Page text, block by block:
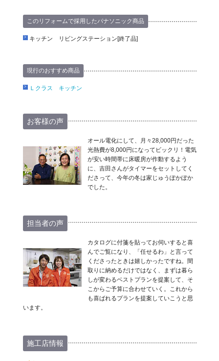
このリフォームで採用したパナソニック商品
キッチン リビングステーション[終了品]
現行のおすすめ商品
Ｌクラス キッチン
お客様の声
オール電化にして、月々28,000円だった
光熱費が8,000円になってビックリ！電気
が安い時間帯に床暖房が作動するよう
に、吉田さんがタイマーをセットしてく
ださって、今年の冬は家じゅうぽかぽか
でした。
担当者の声
カタログに付箋を貼ってお伺いすると喜
んでご覧になり、「任せるわ」と言って
くださったときは嬉しかったですね。間
取りに納めるだけではなく、まずは暮ら
しが変わるベストプランを提案して、そ
こからご予算に合わせていく。これから
も喜ばれるプランを提案していこうと思
います。
施工店情報